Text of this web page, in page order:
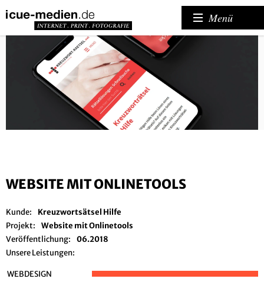
Menü
WEBSITE MIT ONLINETOOLS
Kunde:
Kreuzwortsätsel Hilfe
Projekt:
Website mit Onlinetools
Veröffentlichung:
06.2018
Unsere Leistungen:
WEBDESIGN